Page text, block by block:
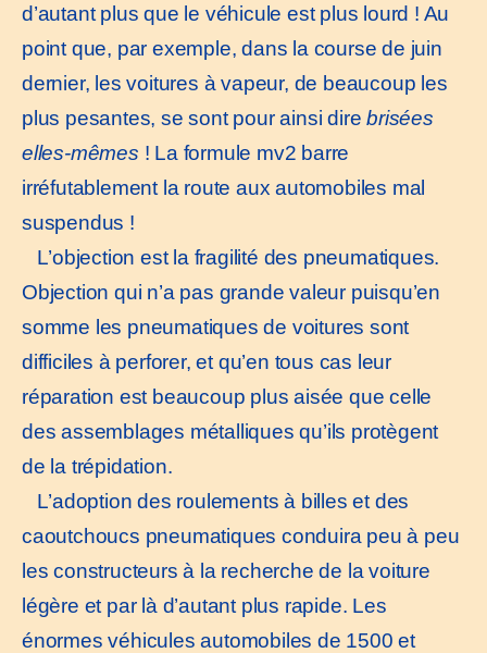
d’autant plus que le véhicule est plus lourd ! Au
point que, par exemple, dans la course de juin
dernier, les voitures à vapeur, de beaucoup les
plus pesantes, se sont pour ainsi direbrisées
elles-mêmes ! La formule mv2 barre
irréfutablement la route aux automobiles mal
suspendus !
L’objection est la fragilité des pneumatiques.
Objection qui n’a pas grande valeur puisqu’en
somme les pneumatiques de voitures sont
difficiles à perforer, et qu’en tous cas leur
réparation est beaucoup plus aisée que celle
des assemblages métalliques qu’ils protègent
de la trépidation.
L’adoption des roulements à billes et des
caoutchoucs pneumatiques conduira peu à peu
les constructeurs à la recherche de la voiture
légère et par là d’autant plus rapide. Les
énormes véhicules automobiles de 1500 et